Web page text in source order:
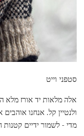
סטפני וייט
אלה מלאות יד אורז מלא
ולנטיין קל. אנחנו
מדי - לשמור ידיים